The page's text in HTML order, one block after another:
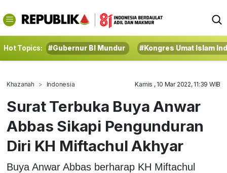
Hot Topics: #Gubernur BI Mundur #Kongres Umat Islam
Khazanah Indonesia Kamis , 10 Mar 2022, 11:39 WIB
Surat Terbuka Buya Anwar
Abbas Sikapi Pengunduran
Diri KH Miftachul Akhyar
Buya Anwar Abbas berharap KH Miftachul